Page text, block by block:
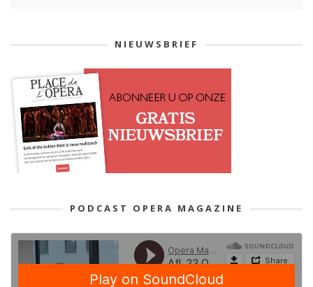
NIEUWSBRIEF
PODCAST OPERA MAGAZINE